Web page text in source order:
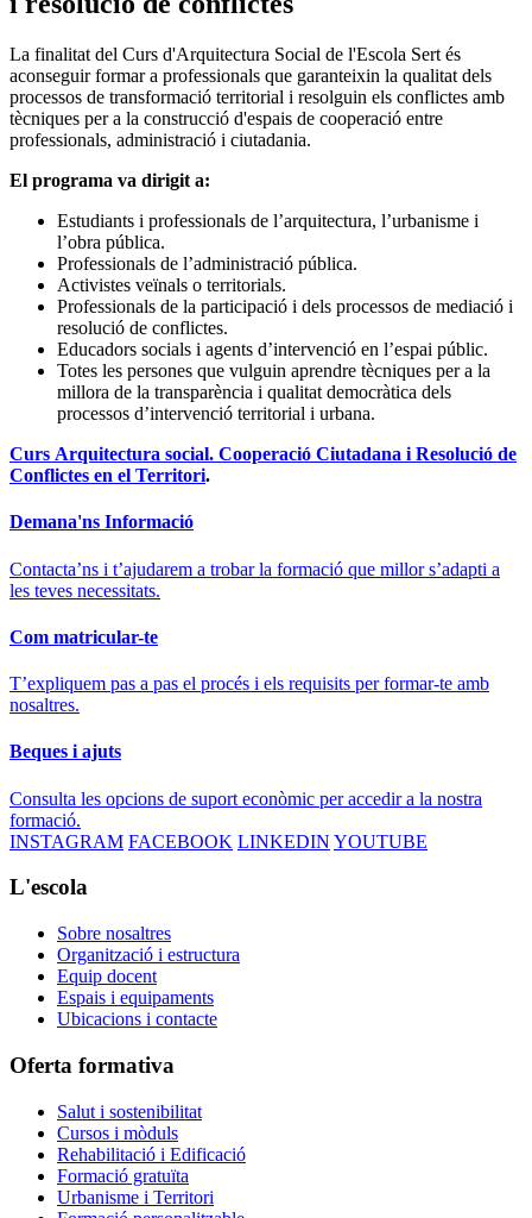
La finalitat del Curs d'Arquitectura Social de l'Escola Sert és
aconseguir formar a professionals que garanteixin la qualitat dels
processos de transformació territorial i resolguin els conflictes amb
tècniques per a la construcció d'espais de cooperació entre
professionals, administració i ciutadania.
El programa va dirigit a:
Estudiants i professionals de l’arquitectura, l’urbanisme i
l’obra pública.
Professionals de l’administració pública.
Activistes veïnals o territorials.
Professionals de la participació i dels processos de mediació i
resolució de conflictes.
Educadors socials i agents d’intervenció en l’espai públic.
Totes les persones que vulguin aprendre tècniques per a la
millora de la transparència i qualitat democràtica dels
processos d’intervenció territorial i urbana.
Curs Arquitectura social. Cooperació Ciutadana i Resolució de
Conflictes en el Territori.
Demana'ns Informació
Contacta’ns i t’ajudarem a trobar la formació que millor s’adapti a
les teves necessitats.
Com matricular-te
T’expliquem pas a pas el procés i els requisits per formar-te amb
nosaltres.
Beques i ajuts
Consulta les opcions de suport econòmic per accedir a la nostra
formació.
INSTAGRAM FACEBOOK LINKEDIN YOUTUBE
L'escola
Sobre nosaltres
Organització i estructura
Equip docent
Espais i equipaments
Ubicacions i contacte
Oferta formativa
Salut i sostenibilitat
Cursos i mòduls
Rehabilitació i Edificació
Formació gratuïta
Urbanisme i Territori